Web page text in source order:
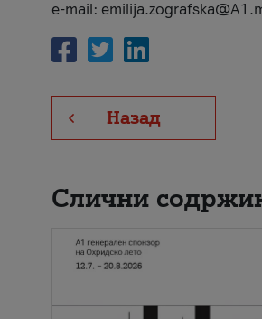
e-mail:
Назад
Слични